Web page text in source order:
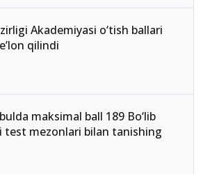
Akademiyasi o‘tish ballari
qilindi
maksimal ball 189 Bo‘lib
mezonlari bilan tanishing